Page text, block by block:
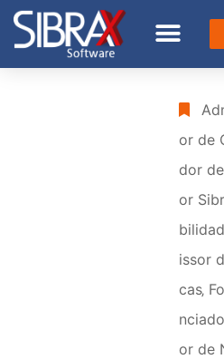
or de
dor
or
issor
cas‚
or de